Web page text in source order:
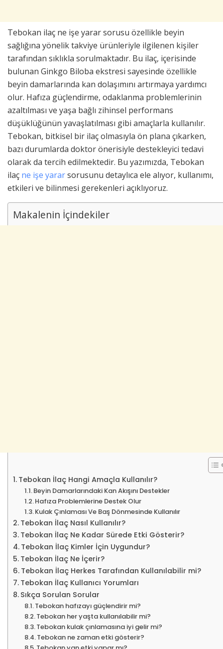
Tebokan ilaç ne işe yarar sorusu özellikle beyin
sağlığına yönelik takviye ürünleriyle ilgilenen kişiler
tarafından sıklıkla sorulmaktadır. Bu ilaç, içerisinde
bulunan Ginkgo Biloba ekstresi sayesinde özellikle
beyin damarlarında kan dolaşımını artırmaya yardımcı
olur. Hafıza güçlendirme, odaklanma problemlerinin
azaltılması ve yaşa bağlı zihinsel performans
düşüklüğünün yavaşlatılması gibi amaçlarla kullanılır.
Tebokan, bitkisel bir ilaç olmasıyla ön plana çıkarken,
bazı durumlarda doktor önerisiyle destekleyici tedavi
olarak da tercih edilmektedir. Bu yazımızda, Tebokan
ilaç ne işe yararsorusunu detaylıca ele alıyor, kullanımı,
etkileri ve bilinmesi gerekenleri açıklıyoruz.
Makalenin İçindekiler
Tebokan İlaç Hangi Amaçla Kullanılır?
Beyin Damarlarındaki Kan Akışını Destekler
Hafıza Problemlerine Destek Olur
Kulak Çınlaması Ve Baş Dönmesinde Kullanılır
Tebokan İlaç Nasıl Kullanılır?
Tebokan İlaç Ne Kadar Sürede Etki Gösterir?
Tebokan İlaç Kimler İçin Uygundur?
Tebokan İlaç Ne İçerir?
Tebokan İlaç Herkes Tarafından Kullanılabilir mi?
Tebokan İlaç Kullanıcı Yorumları
Sıkça Sorulan Sorular
Tebokan hafızayı güçlendirir mi?
Tebokan her yaşta kullanılabilir mi?
Tebokan kulak çınlamasına iyi gelir mi?
Tebokan ne zaman etki gösterir?